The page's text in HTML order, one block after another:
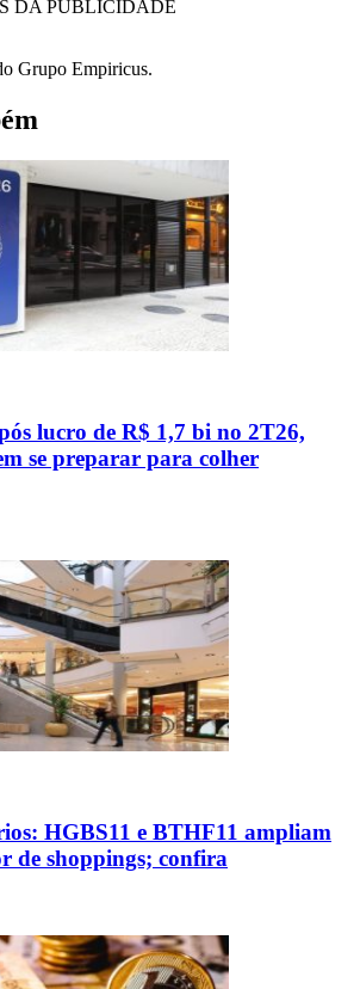
DA PUBLICIDADE
Grupo Empiricus.
lucro de R$ 1,7 bi no 2T26,
se preparar para colher
HGBS11 e BTHF11 ampliam
de shoppings; confira